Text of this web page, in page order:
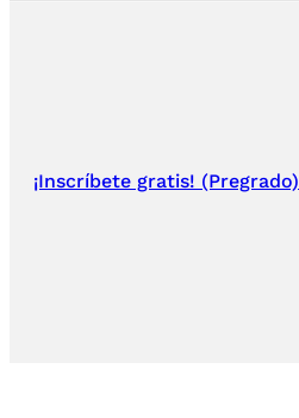
¡Inscríbete gratis! (Pregrado)